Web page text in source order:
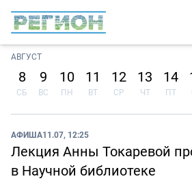
АВГУСТ
8
СБ
9
ВС
10
ПН
11
ВТ
12
СР
13
ЧТ
14
ПТ
АФИША11.07, 12:25
Лекция Анны Токаревой
в Научной библиотеке